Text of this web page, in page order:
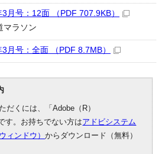
月号：12面 （PDF 707.9KB）
マラソン
月号：全面 （PDF 8.7MB）
だくには、「Adobe（R）
す。お持ちでない方はアドビシステム
ィンドウ）からダウンロード（無料）